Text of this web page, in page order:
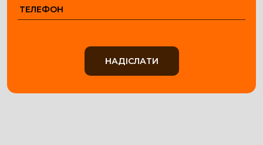
НАДІСЛАТИ